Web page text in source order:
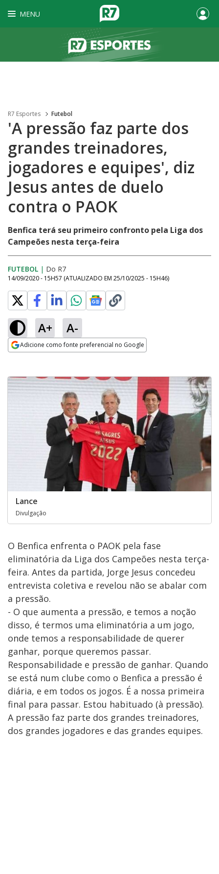
MENU
R7 Esportes Futebol
'A pressão faz parte dos
grandes treinadores,
jogadores e equipes', diz
Jesus antes de duelo
contra o PAOK
Benfica terá seu primeiro confronto pela Liga dos
Campeões nesta terça-feira
FUTEBOL | Do R7
14/09/2020 - 15H57 (ATUALIZADO EM 25/10/2025 - 15H46)
A+ A-
Adicione como fonte preferencial no Google
Lance
Divulgação
O Benfica enfrenta o PAOK pela fase
eliminatória da Liga dos Campeões nesta terça-
feira. Antes da partida, Jorge Jesus concedeu
entrevista coletiva e revelou não se abalar com
a pressão.
- O que aumenta a pressão, e temos a noção
disso, é termos uma eliminatória a um jogo,
onde temos a responsabilidade de querer
ganhar, porque queremos passar.
Responsabilidade e pressão de ganhar. Quando
se está num clube como o Benfica a pressão é
diária, e em todos os jogos. É a nossa primeira
final para passar. Estou habituado (à pressão).
A pressão faz parte dos grandes treinadores,
dos grandes jogadores e das grandes equipes.